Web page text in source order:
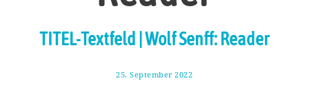
TITEL-Textfeld | Wolf Senff: Reader
25. September 2022